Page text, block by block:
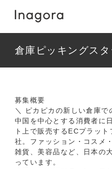
倉庫ピッキングスタ
募集概要
＼ ピカピカの新しい倉庫
中国を中心とする消費者に
ト上で販売するECプラッ
社。ファッション・コスメ
雑貨、美容品など、日本の
っています。